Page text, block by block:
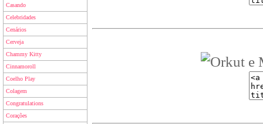
Casando
Celebridades
Cenários
Cerveja
Chammy Kitty
Cinnamoroll
Coelho Play
Colagem
Congratulations
Corações